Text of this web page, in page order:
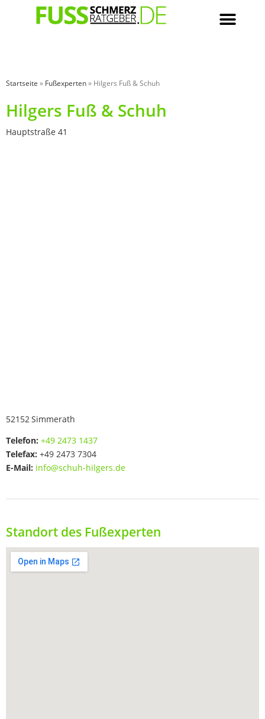
Startseite » Fußexperten» Hilgers Fuß & Schuh
Hilgers Fuß & Schuh
Hauptstraße 41
52152Simmerath
Telefon: +49 2473 1437
Telefax: +49 2473 7304
E-Mail: info@schuh-hilgers.de
Standort des Fußexperten